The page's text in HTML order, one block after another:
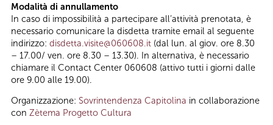
Modalità di annullamento
In caso di impossibilità a partecipare all’attività prenotata, è
necessario comunicare la disdetta tramite email al seguente
indirizzo: disdetta.visite@060608.it (dal lun. al giov. ore 8.30
– 17.00/ ven. ore 8.30 – 13.30). In alternativa, è necessario
chiamare il Contact Center 060608 (attivo tutti i giorni dalle
ore 9.00 alle 19.00).
Organizzazione: Sovrintendenza Capitolina in collaborazione
con Zètema Progetto Cultura